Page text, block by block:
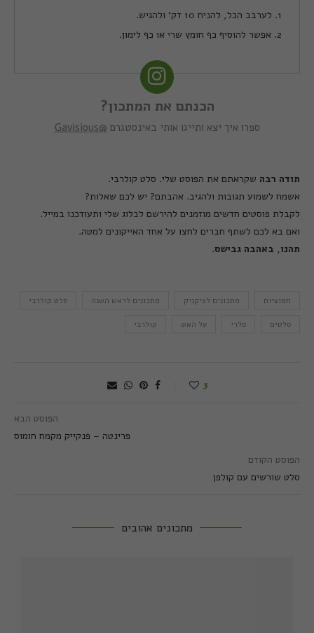
1. לערבב הכל, להניח 10 דק' ולהגיש.
2. אפשר להוסיף כף חומץ שרי או כף לימון.
הכנתם את המתכון?
ספרו איך יצא ותייגו אותי באינסטגרם @Gavisious
תודה רבה שקראתם את הפוסט שלי. סלט קולרבי.
אשמח לשמוע תגובות ולהגיב. אהבתם? יש לכם שאלות?
לקבלת פוסטים חדשים מוזמנים להירשם לבלוג שלי ותעודכנו במייל.
ואם בא לכם לשתף חברים לחצו על אחד האייקונים למטה.
תהנו, באהבה גבישס.
חמוציות מתכונים לפיקניק מתכונים לראש השנה סלט קולרבי
סלטים סלרי על האש קולרבי
3
הפוסט הבא
פרינטה – פנקייק מקמח חומוס
הפוסט הקודם
סלט שורשים עם קולפן
מתכונים אהובים